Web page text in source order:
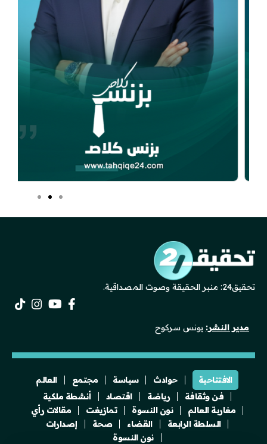
تحقيق24: منبر الحقيقة وصوت المصداقية.
مدير النشر: يونس سركوح
الافتتاحية حوادث سياسة مجتمع
العالم
فن وثقافة
رياضة اقتصاد
أنشطة ملكية
مغاربة العالم
نون النسوة تمازيغت
مقالات رأي
السلطة الرابعة
القضاء صحة
إصدارات
نون النسوة